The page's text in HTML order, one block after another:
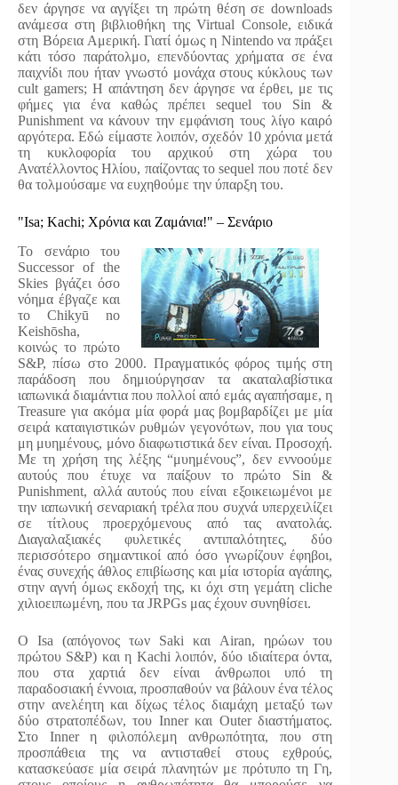
δεν άργησε να αγγίξει τη πρώτη θέση σε downloads
ανάμεσα στη βιβλιοθήκη της Virtual Console, ειδικά
στη Βόρεια Αμερική. Γιατί όμως η Nintendo να πράξει
κάτι τόσο παράτολμο, επενδύοντας χρήματα σε ένα
παιχνίδι που ήταν γνωστό μονάχα στους κύκλους των
cult gamers; Η απάντηση δεν άργησε να έρθει, με τις
φήμες για ένα καθώς πρέπει sequel του Sin &
Punishment να κάνουν την εμφάνιση τους λίγο καιρό
αργότερα. Εδώ είμαστε λοιπόν, σχεδόν 10 χρόνια μετά
τη κυκλοφορία του αρχικού στη χώρα του
Ανατέλλοντος Ηλίου, παίζοντας το sequel που ποτέ δεν
θα τολμούσαμε να ευχηθούμε την ύπαρξη του.
"Isa; Kachi; Χρόνια και Ζαμάνια!" – Σενάριο
Το σενάριο του
Successor of the
Skies βγάζει όσο
νόημα έβγαζε και
το Chikyū no
Keishōsha,
κοινώς το πρώτο
S&P, πίσω στο 2000. Πραγματικός φόρος τιμής στη
παράδοση που δημιούργησαν τα ακαταλαβίστικα
ιαπωνικά διαμάντια που πολλοί από εμάς αγαπήσαμε, η
Treasure για ακόμα μία φορά μας βομβαρδίζει με μία
σειρά καταιγιστικών ρυθμών γεγονότων, που για τους
μη μυημένους, μόνο διαφωτιστικά δεν είναι. Προσοχή.
Με τη χρήση της λέξης “μυημένους”, δεν εννοούμε
αυτούς που έτυχε να παίξουν το πρώτο Sin &
Punishment, αλλά αυτούς που είναι εξοικειωμένοι με
την ιαπωνική σεναριακή τρέλα που συχνά υπερχειλίζει
σε τίτλους προερχόμενους από τας ανατολάς.
Διαγαλαξιακές φυλετικές αντιπαλότητες, δύο
περισσότερο σημαντικοί από όσο γνωρίζουν έφηβοι,
ένας συνεχής άθλος επιβίωσης και μία ιστορία αγάπης,
στην αγνή όμως εκδοχή της, κι όχι στη γεμάτη cliche
χιλιοειπωμένη, που τα JRPGs μας έχουν συνηθίσει.
Ο Isa (απόγονος των Saki και Airan, ηρώων του
πρώτου S&P) και η Kachi λοιπόν, δύο ιδιαίτερα όντα,
που στα χαρτιά δεν είναι άνθρωποι υπό τη
παραδοσιακή έννοια, προσπαθούν να βάλουν ένα τέλος
στην ανελέητη και δίχως τέλος διαμάχη μεταξύ των
δύο στρατοπέδων, του Inner και Outer διαστήματος.
Στο Inner η φιλοπόλεμη ανθρωπότητα, που στη
προσπάθεια της να αντισταθεί στους εχθρούς,
κατασκεύασε μία σειρά πλανητών με πρότυπο τη Γη,